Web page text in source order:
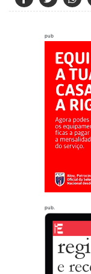
pub
pub.